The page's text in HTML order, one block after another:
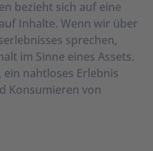
bezieht sich auf eine
Inhalte. Wenn wir über
sprechen,
im Sinne eines Assets.
nahtloses Erlebnis
Konsumieren von